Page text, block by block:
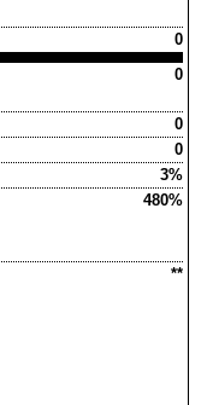
0
0
0
0
3%
480%
**